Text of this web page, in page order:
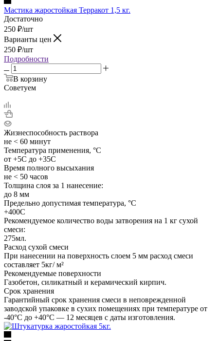
Мастика жаростойкая Терракот 1,5 кг.
Достаточно
250 ₽/шт
Варианты цен
250 ₽/шт
Подробности
В корзину
Советуем
Жизнеспособность раствора
не < 60 минут
Температура применения, °C
от +5С до +35С
Время полного высыхания
не < 50 часов
Толщина слоя за 1 нанесение:
до 8 мм
Предельно допустимая температура, °C
+400С
Рекомендуемое количество воды затворения на 1 кг сухой
смеси:
275мл.
Расход сухой смеси
При нанесении на поверхность слоем 5 мм расход смеси
составляет 5кг/ м²
Рекомендуемые поверхности
Газобетон, силикатный и керамический кирпич.
Срок хранения
Гарантийный срок хранения смеси в неповрежденной
заводской упаковке в сухих помещениях при температуре от
-40°С до +40°С — 12 месяцев с даты изготовления.